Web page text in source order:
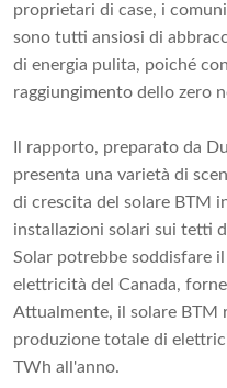
proprietari di case, i
sono tutti ansiosi di
di energia pulita, poiché
raggiungimento dello zero
Il rapporto, preparato da
presenta una varietà di
di crescita del solare BTM
installazioni solari sui tetti
Solar potrebbe soddisfare
elettricità del Canada,
Attualmente, il solare BTM
produzione totale di
TWh all'anno.